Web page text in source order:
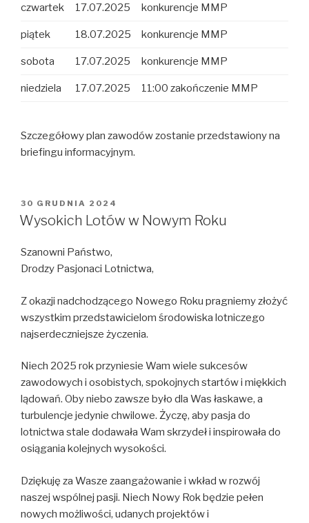
czwartek 17.07.2025 konkurencje MMP
piątek 18.07.2025 konkurencje MMP
sobota 17.07.2025 konkurencje MMP
niedziela 17.07.2025 11:00 zakończenie MMP
Szczegółowy plan zawodów zostanie przedstawiony na
briefingu informacyjnym.
OPUBLIKOWANE
W
30 GRUDNIA 2024
Wysokich Lotów w Nowym Roku
Szanowni Państwo,
Drodzy Pasjonaci Lotnictwa,
Z okazji nadchodzącego Nowego Roku pragniemy złożyć
wszystkim przedstawicielom środowiska lotniczego
najserdeczniejsze życzenia.
Niech 2025 rok przyniesie Wam wiele sukcesów
zawodowych i osobistych, spokojnych startów i miękkich
lądowań. Oby niebo zawsze było dla Was łaskawe, a
turbulencje jedynie chwilowe. Życzę, aby pasja do
lotnictwa stale dodawała Wam skrzydeł i inspirowała do
osiągania kolejnych wysokości.
Dziękuję za Wasze zaangażowanie i wkład w rozwój
naszej wspólnej pasji. Niech Nowy Rok będzie pełen
nowych możliwości, udanych projektów i